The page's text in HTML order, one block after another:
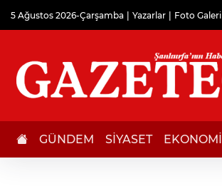
5 Ağustos 2026-Çarşamba Yazarlar Foto Galeri
GÜNDEM SİYASET EKONOMİ